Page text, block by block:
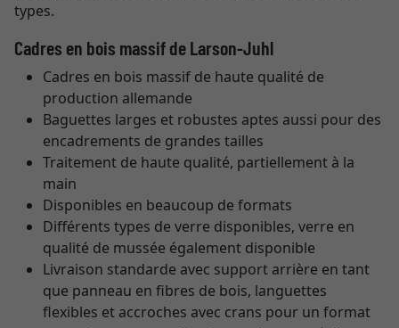
types.
Cadres en bois massif de Larson-Juhl
Cadres en bois massif de haute qualité de
production allemande
Baguettes larges et robustes aptes aussi pour des
encadrements de grandes tailles
Traitement de haute qualité, partiellement à la
main
Disponibles en beaucoup de formats
Différents types de verre disponibles, verre en
qualité de mussée également disponible
Livraison standarde avec support arrière en tant
que panneau en fibres de bois, languettes
flexibles et accroches avec crans pour un format